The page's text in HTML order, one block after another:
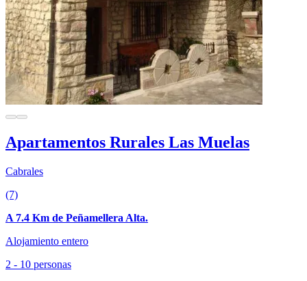
Apartamentos Rurales Las Muelas
Cabrales
(7)
A 7.4 Km de Peñamellera Alta.
Alojamiento entero
2 - 10 personas